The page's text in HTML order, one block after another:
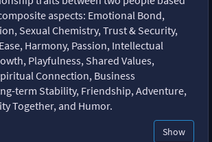
aspects: Emotional Bond,
Sexual Chemistry, Trust & Security,
Harmony, Passion, Intellectual
Playfulness, Shared Values,
Connection, Business
term Stability, Friendship, Adventure,
Together, and Humor.
Show